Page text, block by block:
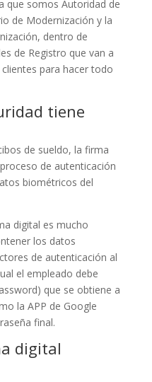
que somos Autoridad de
de Modernización y la
dentro de
de Registro que van a
para hacer todo
tiene
de sueldo, la firma
de autenticación
biométricos del
digital es mucho
los datos
de autenticación al
el empleado debe
que se obtiene a
la APP de Google
final.
digital